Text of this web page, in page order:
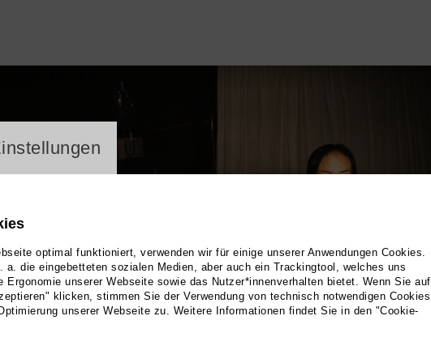
optimal funktioniert, verwenden wir für einige unserer Anwendungen Cookies.
a. die eingebetteten sozialen Medien, aber auch ein Trackingtool, welches uns
Ergonomie unserer Webseite sowie das Nutzer*innenverhalten bietet. Wenn Sie auf
klicken, stimmen Sie der Verwendung von technisch notwendigen Cookies
unserer Webseite zu. Weitere Informationen findet Sie in den "Cookie-